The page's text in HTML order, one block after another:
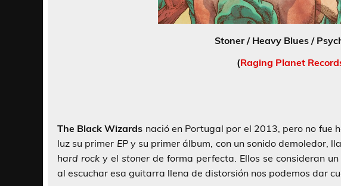
Stoner / Heavy Blues /
(Raging Planet
The Black Wizards nació en Portugal por el 2013, pero no fue
luz su primer EPy su primer álbum, con un sonido demoledor,
hard rock y el stonerde forma perfecta. Ellos se consideran
al escuchar esa guitarra llena de distorsión nos podemos dar